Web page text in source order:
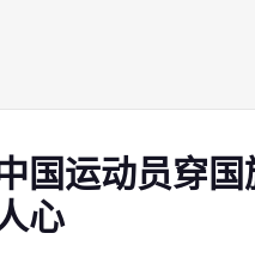
国运动员穿
心